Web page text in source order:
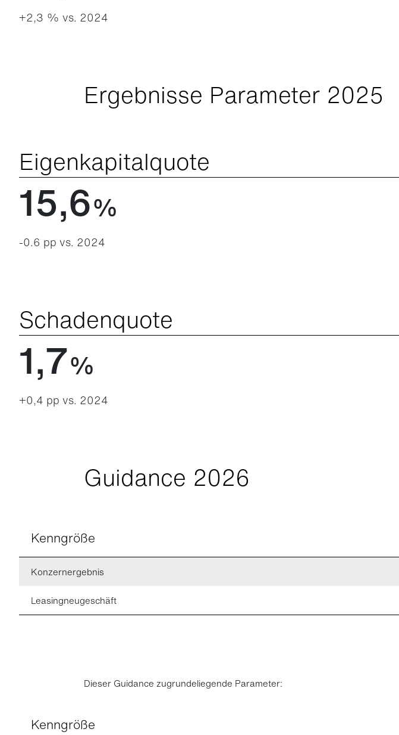
+2,3 % vs. 2024
Ergebnisse Parameter 2025
Eigenkapitalquote
15,6%
-0.6 pp vs. 2024
Schadenquote
1,7%
+0,4 pp vs. 2024
Guidance 2026
Kenngröße
Konzernergebnis
Leasingneugeschäft
Dieser Guidance zugrundeliegende Parameter:
Kenngröße